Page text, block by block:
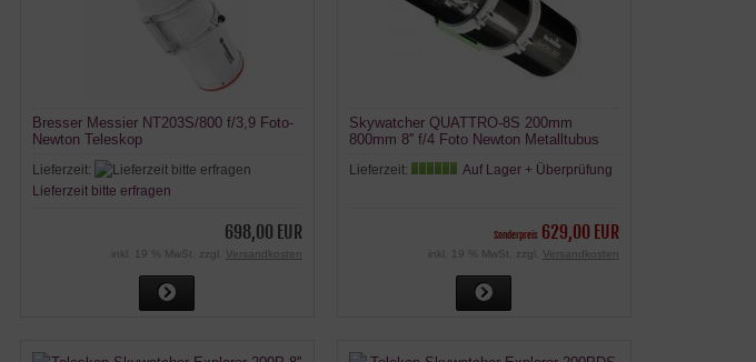
Bresser Messier NT203S/800 f/3,9 Foto-
Newton Teleskop
Lieferzeit:
Lieferzeit bitte erfragen
698,00 EUR
inkl. 19 % MwSt. zzgl. Versandkosten
Skywatcher QUATTRO-8S 200mm
800mm 8'' f/4 Foto Newton Metalltubus
Lieferzeit: Auf Lager + Überprüfung
Sonderpreis 629,00 EUR
inkl. 19 % MwSt. zzgl. Versandkosten